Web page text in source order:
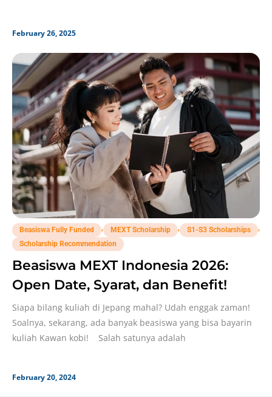
February 26, 2025
Beasiswa Fully Funded MEXT Scholarship S1-S3 Scholarships
Scholarship Recommendation
Beasiswa MEXT Indonesia 2026:
Open Date, Syarat, dan Benefit!
Siapa bilang kuliah di Jepang mahal? Udah enggak zaman!
Soalnya, sekarang, ada banyak beasiswa yang bisa bayarin
kuliah Kawan kobi! Salah satunya adalah
February 20, 2024